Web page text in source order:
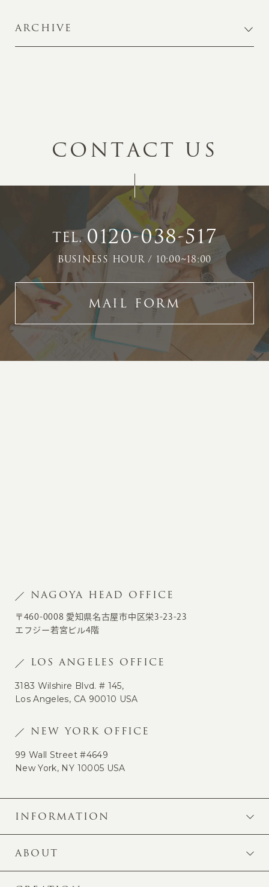
ARCHIVE
CONTACT US
TEL.0120-038-517
BUSINESS HOUR / 10:00~18:00
MAIL FORM
NAGOYA HEAD OFFICE
〒460-0008 愛知県名古屋市中区栄3-23-23
エフジー若宮ビル4階
LOS ANGELES OFFICE
3183 Wilshire Blvd. # 145,
Los Angeles, CA 90010 USA
NEW YORK OFFICE
99 Wall Street #4649
New York, NY 10005 USA
INFORMATION
ABOUT